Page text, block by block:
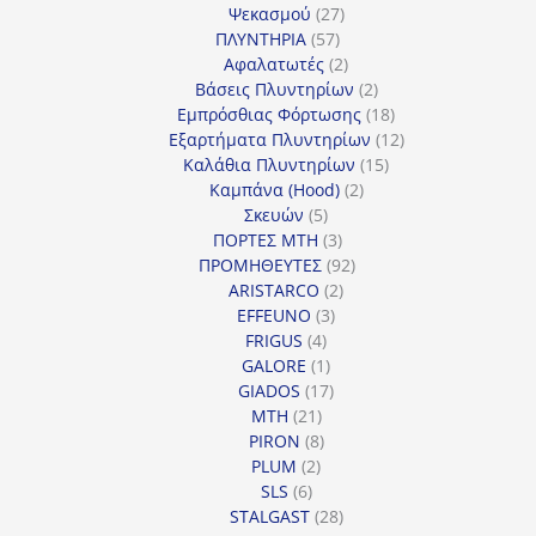
προϊόντα
Ψεκασμού 2727
προϊόντα
ΠΛΥΝΤΗΡΙΑ 5757
προϊόντα
Αφαλατωτές 22
προϊόντα
Βάσεις Πλυντηρίων 22
προϊόντα
Εμπρόσθιας Φόρτωσης 1818
προϊόντα
Εξαρτήματα Πλυντηρίων 1212
Καλάθια Πλυντηρίων 1515
Καμπάνα (Hood) 22
Σκευών 55
προϊόντα
ΠΟΡΤΕΣ MTH 33
προϊόντα
ΠΡΟΜΗΘΕΥΤΕΣ 9292
ARISTARCO 22
EFFEUNO 33
FRIGUS 44
προϊόντα
GALORE 11
προϊόν
GIADOS 1717
MTH 2121
προϊόντα
PIRON 88
προϊόντα
PLUM 22
SLS 66
προϊόντα
STALGAST 2828